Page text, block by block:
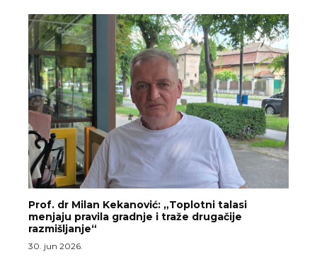
Prof. dr Milan Kekanović: „Toplotni talasi
menjaju pravila gradnje i traže drugačije
razmišljanje“
30. jun 2026.